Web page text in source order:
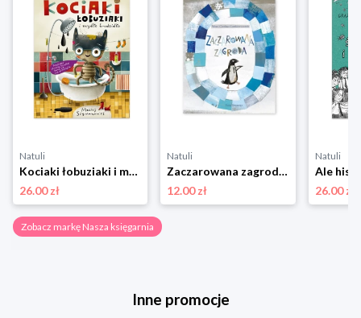
Natuli
Kociaki łobuziaki i mydło brudzidło Nasza księgarnia
26.00 zł
Natuli
Zaczarowana zagroda Nasza księgarnia
12.00 zł
Natuli
26.00 zł
Zobacz markę Nasza księgarnia
Inne promocje